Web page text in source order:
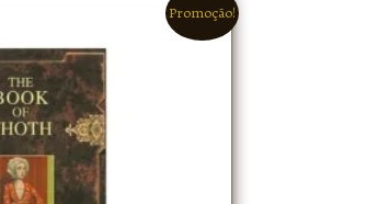
Promoção!